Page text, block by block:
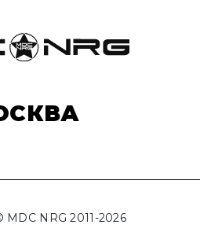
MDC NRG 2011-2026